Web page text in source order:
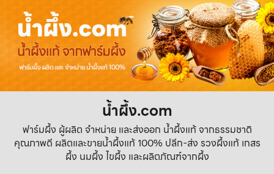
น้ำผึ้ง.com
ฟาร์มผึ้ง ผู้ผลิต จำหน่าย และส่งออก น้ำผึ้งแท้ จากธรรมชาติ
คุณภาพดี ผลิตและขายน้ำผึ้งแท้ 100% ปลีก-ส่ง รวงผึ้งแท้ เกสร
ผึ้ง นมผึ้ง ไขผึ้ง และผลิตภัณฑ์จากผึ้ง